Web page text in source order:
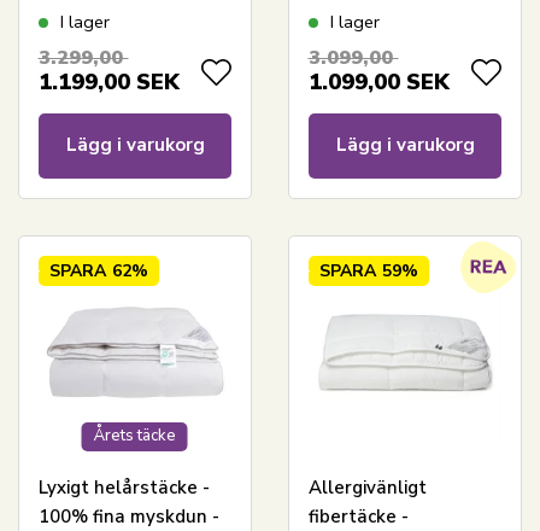
Nordstrand Home
I lager
3.299,00
1.199,00 SEK
Lägg i varukorg
Temperaturreglerande
Nordstrand Home
I lager
3.099,00
1.099,00 SEK
Lägg i varukorg
Årets täcke
SPARA 62%
Lyxigt helårstäcke -
100% fina myskdun -
SPARA 59%
Allergivänligt
fibertäcke -